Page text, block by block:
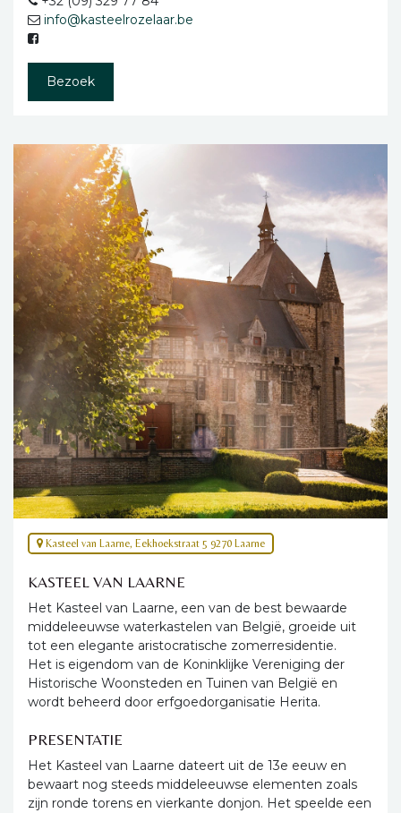
info@kasteelrozelaar.be
Bezoek
Kasteel van Laarne, Eekhoekstraat 5 9270 Laarne
KASTEEL VAN LAARNE
Het Kasteel van Laarne, een van de best bewaarde
middeleeuwse waterkastelen van België, groeide uit
tot een elegante aristocratische zomerresidentie.
Het is eigendom van de Koninklijke Vereniging der
Historische Woonsteden en Tuinen van België en
wordt beheerd door erfgoedorganisatie Herita.
PRESENTATIE
Het Kasteel van Laarne dateert uit de 13e eeuw en
bewaart nog steeds middeleeuwse elementen zoals
zijn ronde torens en vierkante donjon. Het speelde een